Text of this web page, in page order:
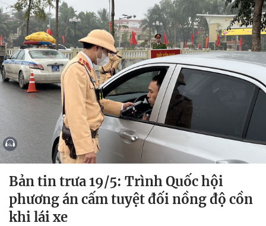
Bản tin trưa 19/5: Trình Quốc hội
phương án cấm tuyệt đối nồng độ cồn
khi lái xe